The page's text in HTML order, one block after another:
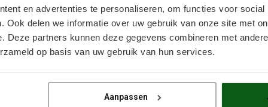
en advertenties te personaliseren, om functies voor social
Ook delen we informatie over uw gebruik van onze site met
Deze partners kunnen deze gegevens combineren met
op basis van uw gebruik van hun services.
Aanpassen
je
je
en
tegen de
kwast
middel de aangegeven tijd inwerken; dit kan variëren